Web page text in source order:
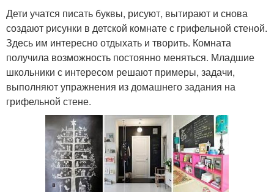
Дети учатся писать буквы, рисуют, вытирают и снова
создают рисунки в детской комнате с грифельной стеной.
Здесь им интересно отдыхать и творить. Комната
получила возможность постоянно меняться. Младшие
школьники с интересом решают примеры, задачи,
выполняют упражнения из домашнего задания на
грифельной стене.